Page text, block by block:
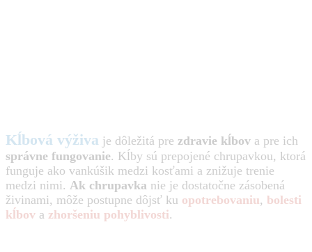
Kĺbová výživa je dôležitá pre zdravie kĺbov a pre ich
správne fungovanie. Kĺby sú prepojené chrupavkou, ktorá
funguje ako vankúšik medzi kosťami a znižuje trenie
medzi nimi. Ak chrupavka nie je dostatočne zásobená
živinami, môže postupne dôjsť ku opotrebovaniu, bolesti
kĺbov a zhoršeniu pohyblivosti.